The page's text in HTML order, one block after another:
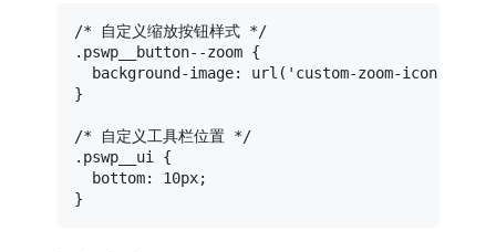
/* 自定义缩放按钮样式 */
.pswp__button--zoom {
background-image: url ( 'custom-zoom-icon.png'
}
/* 自定义工具栏位置 */
.pswp__ui
{
bottom: 10px;